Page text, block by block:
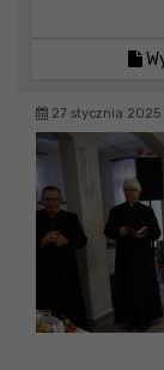
27 stycznia 2025